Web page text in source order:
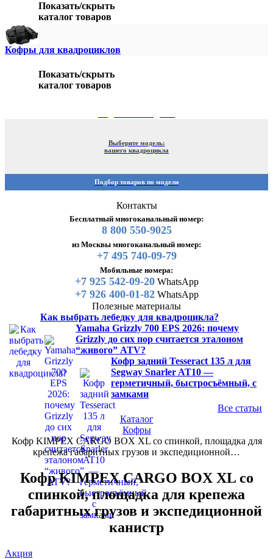
Показать/скрыть
каталог товаров
Кофры для квадроциклов
Показать/скрыть
каталог товаров
Выберите модель:
вашего квадроцикла
Подбор товаров по модели
Контакты
Бесплатный многоканальный номер:
8 800 550-9025
из Москвы многоканальный номер:
+7 495 740-09-79
Мобильные номера:
+7 925 542-09-20WhatsApp
+7 926 400-01-82WhatsApp
Полезные материалы
Как выбрать лебедку для квадроцикла?
Yamaha Grizzly 700 EPS 2026: почему
Grizzly до сих пор считается эталоном
“живого” ATV?
Кофр задний Tesseract 135 л для
Segway Snarler AT10 —
герметичный, быстросъёмный, с
замками
Все статьи
Каталог
Кофры
Кофр KIMPEX CARGO BOX XL со спинкой, площадка для
крепежа габаритных грузов и экспедиционной…
Кофр KIMPEX CARGO BOX XL со
спинкой, площадка для крепежа
габаритных грузов и экспедиционной
канистр
Акция